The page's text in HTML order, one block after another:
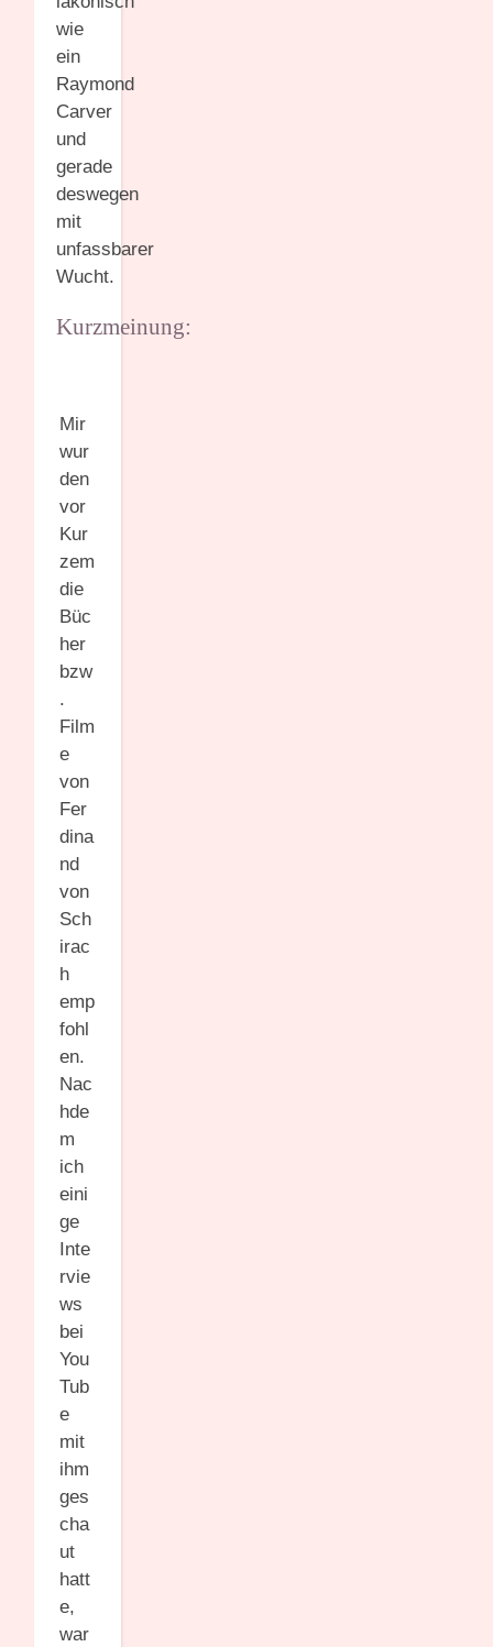
wie
ein
Raymond
Carver
und
gerade
deswegen
mit
unfassbarer
Wucht.
Kurzmeinung:
Mir
wur
den
vor
Kur
zem
die
Büc
her
bzw
.
Film
e
von
Fer
dina
nd
von
Sch
irac
h
emp
fohl
en.
Nac
hde
m
ich
eini
ge
Inte
rvie
ws
bei
You
Tub
e
mit
ihm
ges
cha
ut
hatt
e,
war